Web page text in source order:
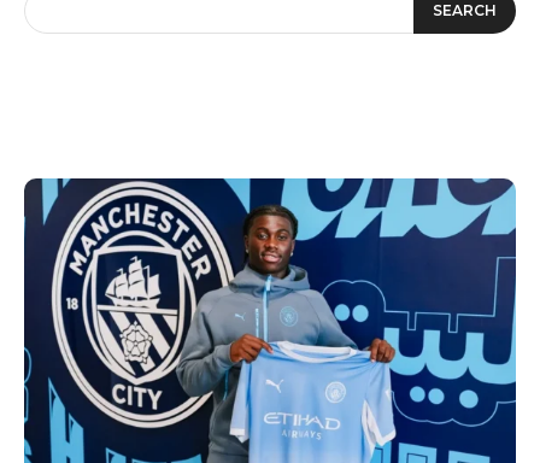
SEARCH